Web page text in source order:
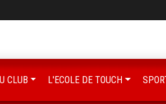
CLUB L'ECOLE DE TOUCH